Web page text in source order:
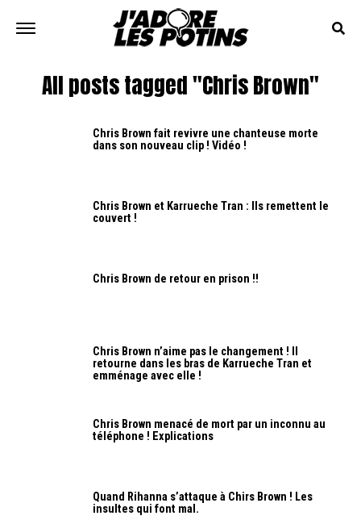
All posts tagged "Chris Brown"
Chris Brown fait revivre une chanteuse morte
dans son nouveau clip ! Vidéo !
Chris Brown et Karrueche Tran : Ils remettent le
couvert !
Chris Brown de retour en prison !!
Chris Brown n’aime pas le changement ! Il
retourne dans les bras de Karrueche Tran et
emménage avec elle !
Chris Brown menacé de mort par un inconnu au
téléphone ! Explications
Quand Rihanna s’attaque à Chirs Brown ! Les
insultes qui font mal.